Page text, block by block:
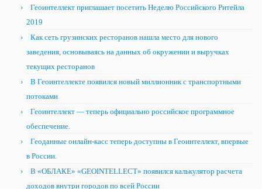
Геоинтеллект приглашает посетить Неделю Российского Ритейла
2019
Как сеть грузинских ресторанов нашла место для нового
заведения, основываясь на данных об окружении и выручках
текущих ресторанов
В Геоинтеллекте появился новый миллионник с транспортными
потоками
Геоинтеллект — теперь официально российское программное
обеспечение.
Геоданные онлайн-касс теперь доступны в Геоинтеллект, впервые
в России.
В «ОБЛАКЕ» «GEOINTELLECT» появился калькулятор расчета
доходов внутри городов по всей России